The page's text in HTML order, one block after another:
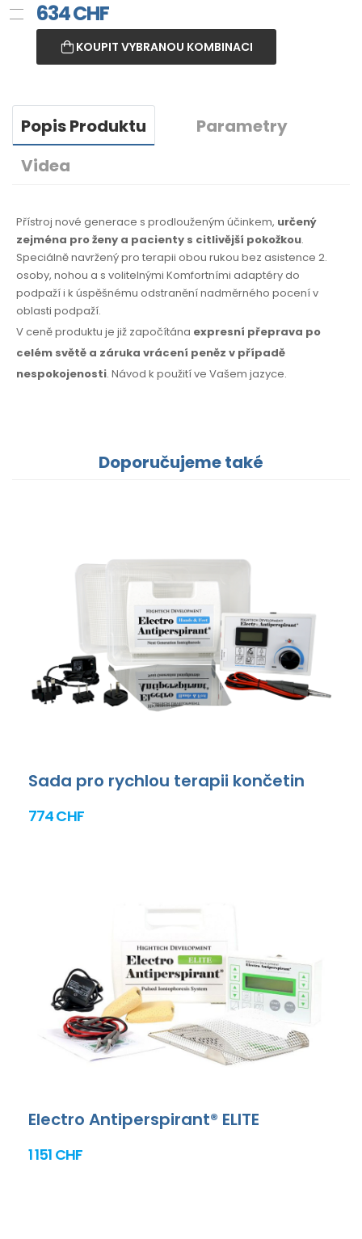
634CHF
KOUPIT VYBRANOU KOMBINACI
Popis Produktu
Parametry
Videa
Přístroj nové generace s prodlouženým účinkem, určený
zejména pro ženy a pacienty s citlivější pokožkou.
Speciálně navržený pro terapii obou rukou bez asistence 2.
osoby, nohou a s volitelnými Komfortními adaptéry do
podpaží i k úspěšnému odstranění nadměrného pocení v
oblasti podpaží.
V ceně produktu je již započítána expresní přeprava po
celém světě a záruka vrácení peněz v případě
nespokojenosti. Návod k použitíve Vašem jazyce.
Doporučujeme také
Sada pro rychlou terapii končetin
774 CHF
Electro Antiperspirant® ELITE
1 151 CHF